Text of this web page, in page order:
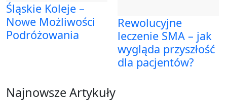
Śląskie Koleje –
Nowe Możliwości
Podróżowania
Rewolucyjne
leczenie SMA – jak
wygląda przyszłość
dla pacjentów?
Najnowsze Artykuły